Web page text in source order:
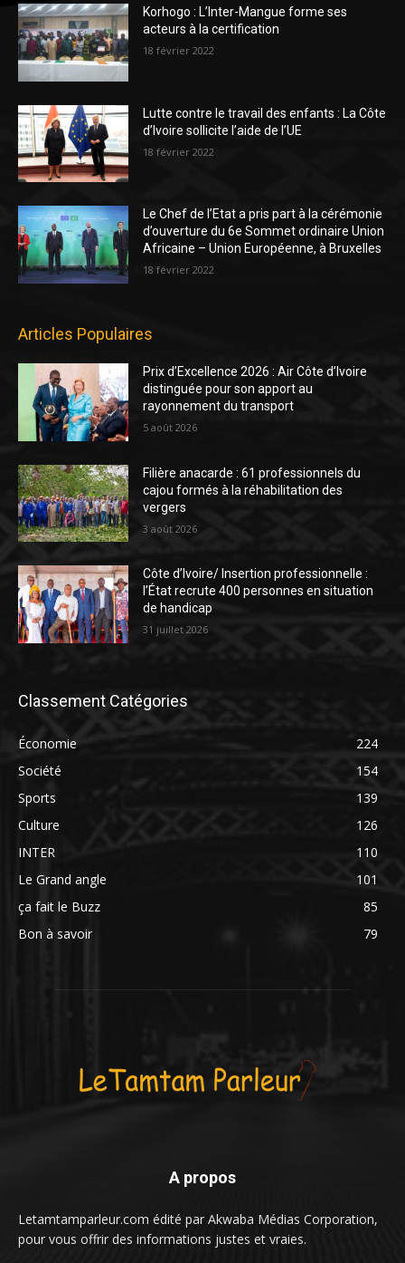
Korhogo : L’Inter-Mangue forme ses
acteurs à la certification
18 février 2022
Lutte contre le travail des enfants : La Côte
d’Ivoire sollicite l’aide de l’UE
18 février 2022
Le Chef de l’Etat a pris part à la cérémonie
d’ouverture du 6e Sommet ordinaire Union
Africaine – Union Européenne, à Bruxelles
18 février 2022
Articles Populaires
Prix d’Excellence 2026 : Air Côte d’Ivoire
distinguée pour son apport au
rayonnement du transport
5 août 2026
Filière anacarde : 61 professionnels du
cajou formés à la réhabilitation des
vergers
3 août 2026
Côte d’Ivoire/ Insertion professionnelle :
l’État recrute 400 personnes en situation
de handicap
31 juillet 2026
Classement Catégories
Économie
224
Société
154
Sports
139
Culture
126
INTER
110
Le Grand angle
101
ça fait le Buzz
85
Bon à savoir
79
A propos
Letamtamparleur.com édité par Akwaba Médias Corporation,
pour vous offrir des informations justes et vraies.